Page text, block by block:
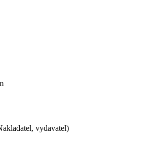
vydavatel)